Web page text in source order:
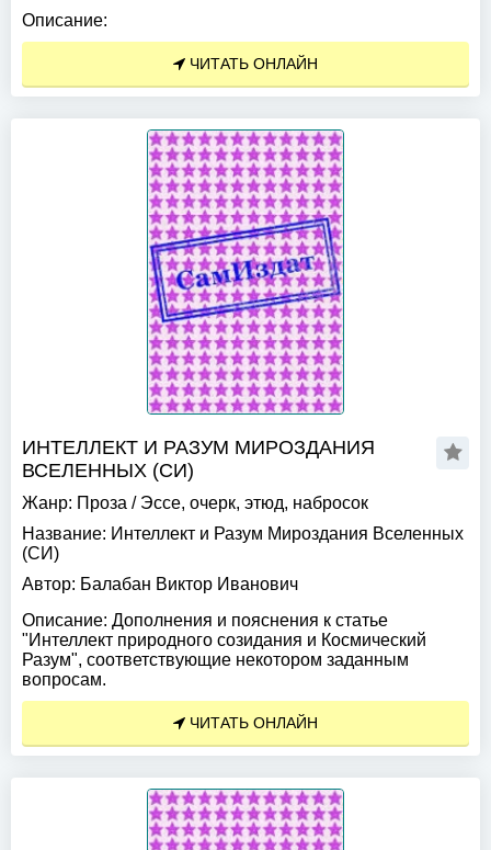
Описание:
ЧИТАТЬ ОНЛАЙН
ИНТЕЛЛЕКТ И РАЗУМ МИРОЗДАНИЯ
ВСЕЛЕННЫХ (СИ)
Жанр: Проза / Эссе, очерк, этюд, набросок
Название: Интеллект и Разум Мироздания Вселенных
(СИ)
Автор: Балабан Виктор Иванович
Описание: Дополнения и пояснения к статье
"Интеллект природного созидания и Космический
Разум", соответствующие некотором заданным
вопросам.
ЧИТАТЬ ОНЛАЙН